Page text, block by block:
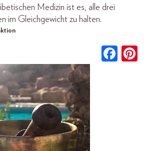
Medizin ist es, alle drei
im Gleichgewicht zu halten.